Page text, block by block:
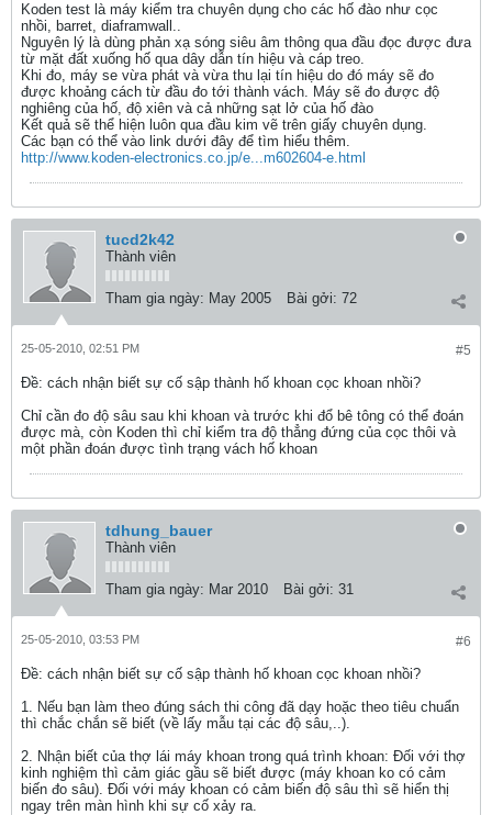
Koden test là máy kiểm tra chuyên dụng cho các hố đào như cọc
nhồi, barret, diaframwall..
Nguyên lý là dùng phản xạ sóng siêu âm thông qua đầu đọc được đưa
từ mặt đất xuống hố qua dây dẫn tín hiệu và cáp treo.
Khi đo, máy se vừa phát và vừa thu lại tín hiệu do đó máy sẽ đo
được khoảng cách từ đầu đo tới thành vách. Máy sẽ đo được độ
nghiêng của hố, độ xiên và cả những sạt lở của hố đào
Kết quả sẽ thể hiện luôn qua đầu kim vẽ trên giấy chuyên dụng.
Các bạn có thể vào link dưới đây để tìm hiểu thêm.
http://www.koden-electronics.co.jp/e...m602604-e.html
tucd2k42
Thành viên
Tham gia ngày: May 2005 Bài gởi: 72
#5
25-05-2010, 02:51 PM
Ðề: cách nhận biết sự cố sập thành hố khoan cọc khoan nhồi?
Chỉ cần đo độ sâu sau khi khoan và trước khi đổ bê tông có thể đoán
được mà, còn Koden thì chỉ kiểm tra độ thẳng đứng của cọc thôi và
một phần đoán được tình trạng vách hố khoan
tdhung_bauer
Thành viên
Tham gia ngày: Mar 2010 Bài gởi: 31
#6
25-05-2010, 03:53 PM
Ðề: cách nhận biết sự cố sập thành hố khoan cọc khoan nhồi?
1. Nếu bạn làm theo đúng sách thi công đã dạy hoặc theo tiêu chuẩn
thì chắc chắn sẽ biết (về lấy mẫu tại các độ sâu,..).
2. Nhận biết của thợ lái máy khoan trong quá trình khoan: Đối với thợ
kinh nghiệm thì cảm giác gầu sẽ biết được (máy khoan ko có cảm
biến đo sâu). Đối với máy khoan có cảm biến độ sâu thì sẽ hiển thị
ngay trên màn hình khi sự cố xảy ra.